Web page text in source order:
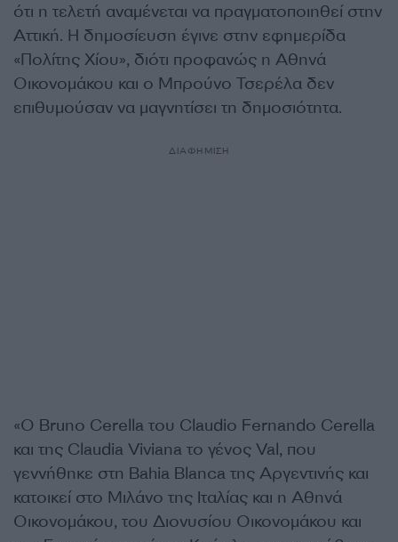
ότι η τελετή αναμένεται να πραγματοποιηθεί στην
Αττική. Η δημοσίευση έγινε στην εφημερίδα
«Πολίτης Χίου», διότι προφανώς η Αθηνά
Οικονομάκου και ο Μπρούνο Τσερέλα δεν
επιθυμούσαν να μαγνητίσει τη δημοσιότητα.
ΔΙΑΦΗΜΙΣΗ
«Ο Bruno Cerella του Claudio Fernando Cerella
και της Claudia Viviana το γένος Val, που
γεννήθηκε στη Bahia Blanca της Αργεντινής και
κατοικεί στο Μιλάνο της Ιταλίας και η Αθηνά
Οικονομάκου, του Διονυσίου Οικονομάκου και